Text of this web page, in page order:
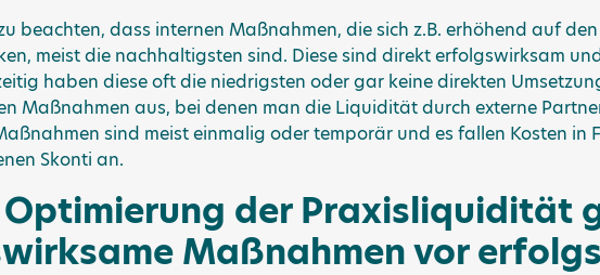
beachten, dass internen Maßnahmen, die sich z.B. erhöhend auf
meist die nachhaltigsten sind. Diese sind direkt erfolgswirksam
haben diese oft die niedrigsten oder gar keine direkten
Maßnahmen aus, bei denen man die Liquidität durch externe
sind meist einmalig oder temporär und es fallen Kosten in
Skonti an.
Optimierung der Praxisliquidität
Maßnahmen vor